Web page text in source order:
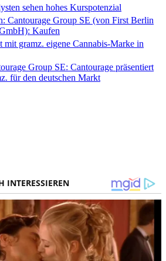
sehen hohes Kurspotenzial
Cantourage Group SE (von First Berlin
Kaufen
mit gramz. eigene Cannabis-Marke in
Group SE: Cantourage präsentiert
für den deutschen Markt